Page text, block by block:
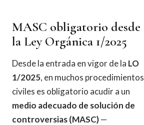
MASC obligatorio desde
la Ley Orgánica 1/2025
Desde la entrada en vigor de la LO
1/2025, en muchos procedimientos
civiles es obligatorio acudir a un
medio adecuado de solución de
controversias (MASC)—